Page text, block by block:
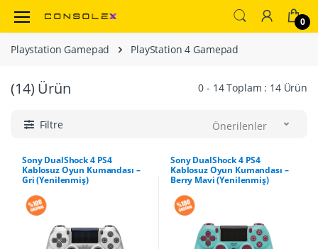
0
Playstation Gamepad PlayStation 4 Gamepad
(14) Ürün 0 - 14 Toplam : 14 Ürün
Filtre Önerilenler
Sony DualShock 4 PS4
Kablosuz Oyun Kumandası –
Gri (Yenilenmiş)
Sony DualShock 4 PS4
Kablosuz Oyun Kumandası –
Berry Mavi (Yenilenmiş)